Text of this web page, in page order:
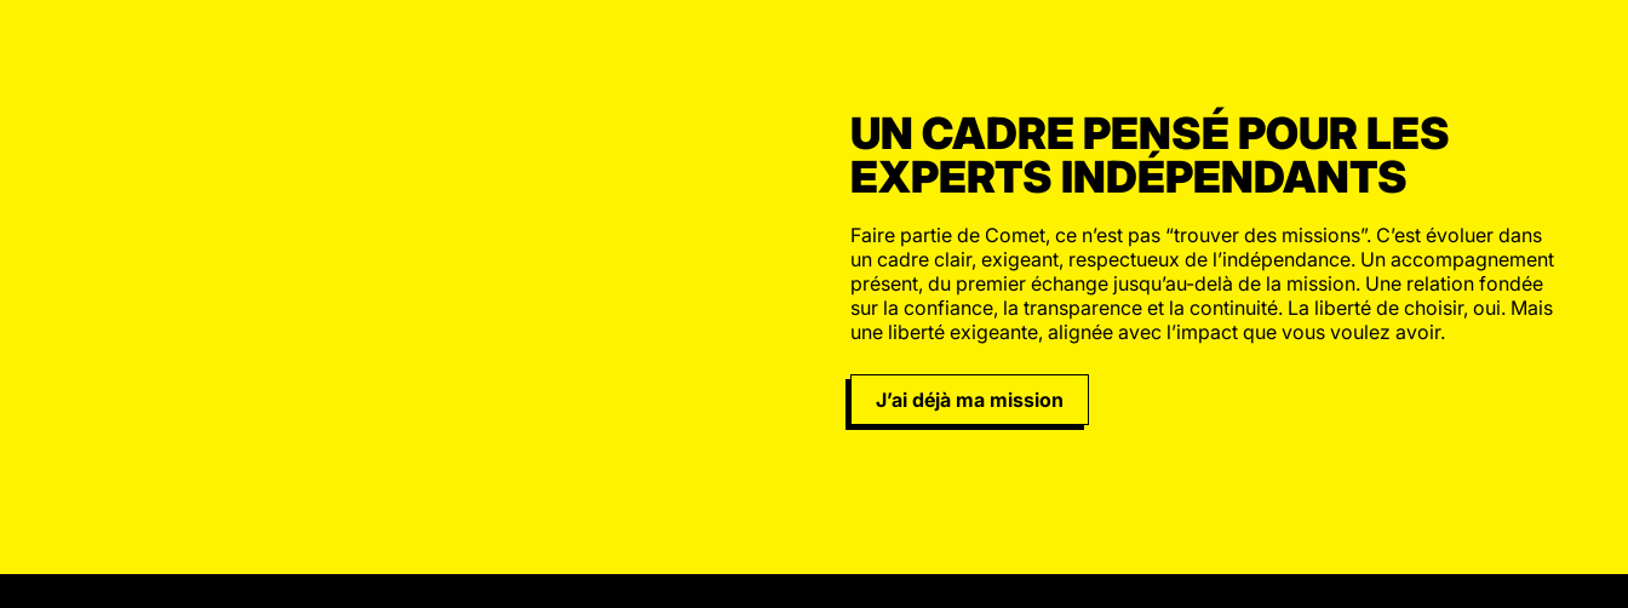
UN CADRE PENSÉ POUR LES
EXPERTS INDÉPENDANTS
Faire partie de Comet, ce n’est pas “trouver des missions”. C’est évoluer dans
un cadre clair, exigeant, respectueux de l’indépendance. Un accompagnement
présent, du premier échange jusqu’au-delà de la mission. Une relation fondée
sur la confiance, la transparence et la continuité. La liberté de choisir, oui. Mais
une liberté exigeante, alignée avec l’impact que vous voulez avoir.
J’ai déjà ma mission